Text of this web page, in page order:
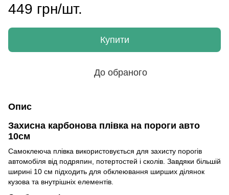
449 грн/шт.
Купити
До обраного
Опис
Захисна карбонова плівка на пороги авто
10см
Самоклеюча плівка використовується для захисту порогів
автомобіля від подряпин, потертостей і сколів. Завдяки більшій
ширині 10 см підходить для обклеювання ширших ділянок
кузова та внутрішніх елементів.